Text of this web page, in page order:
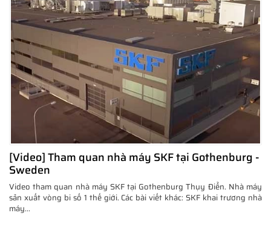
[Video] Tham quan nhà máy SKF tại Gothenburg -
Sweden
Video tham quan nhà máy SKF tại Gothenburg Thụy Điển. Nhà máy
sản xuất vòng bi số 1 thế giới. Các bài viết khác: SKF khai trương nhà
máy...